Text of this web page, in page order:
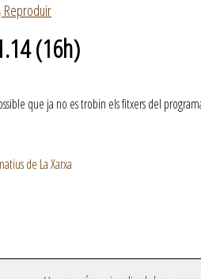
Reproduir
(16h)
que ja no es trobin els fitxers del
de La Xarxa